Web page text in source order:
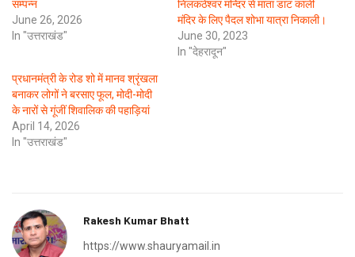
सम्पन्न
June 26, 2026
In "उत्तराखंड"
निलकठेश्वर मन्दिर से माता डाट काली
मंदिर के लिए पैदल शोभा यात्रा निकाली।
June 30, 2023
In "देहरादून"
प्रधानमंत्री के रोड शो में मानव श्रृंखला
बनाकर लोगों ने बरसाए फूल, मोदी-मोदी
के नारों से गूंजीं शिवालिक की पहाड़ियां
April 14, 2026
In "उत्तराखंड"
Rakesh Kumar Bhatt
https://www.shauryamail.in